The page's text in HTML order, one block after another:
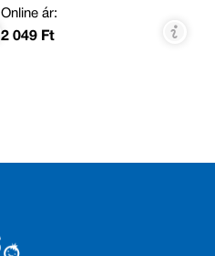
Online ár:
2 049 Ft